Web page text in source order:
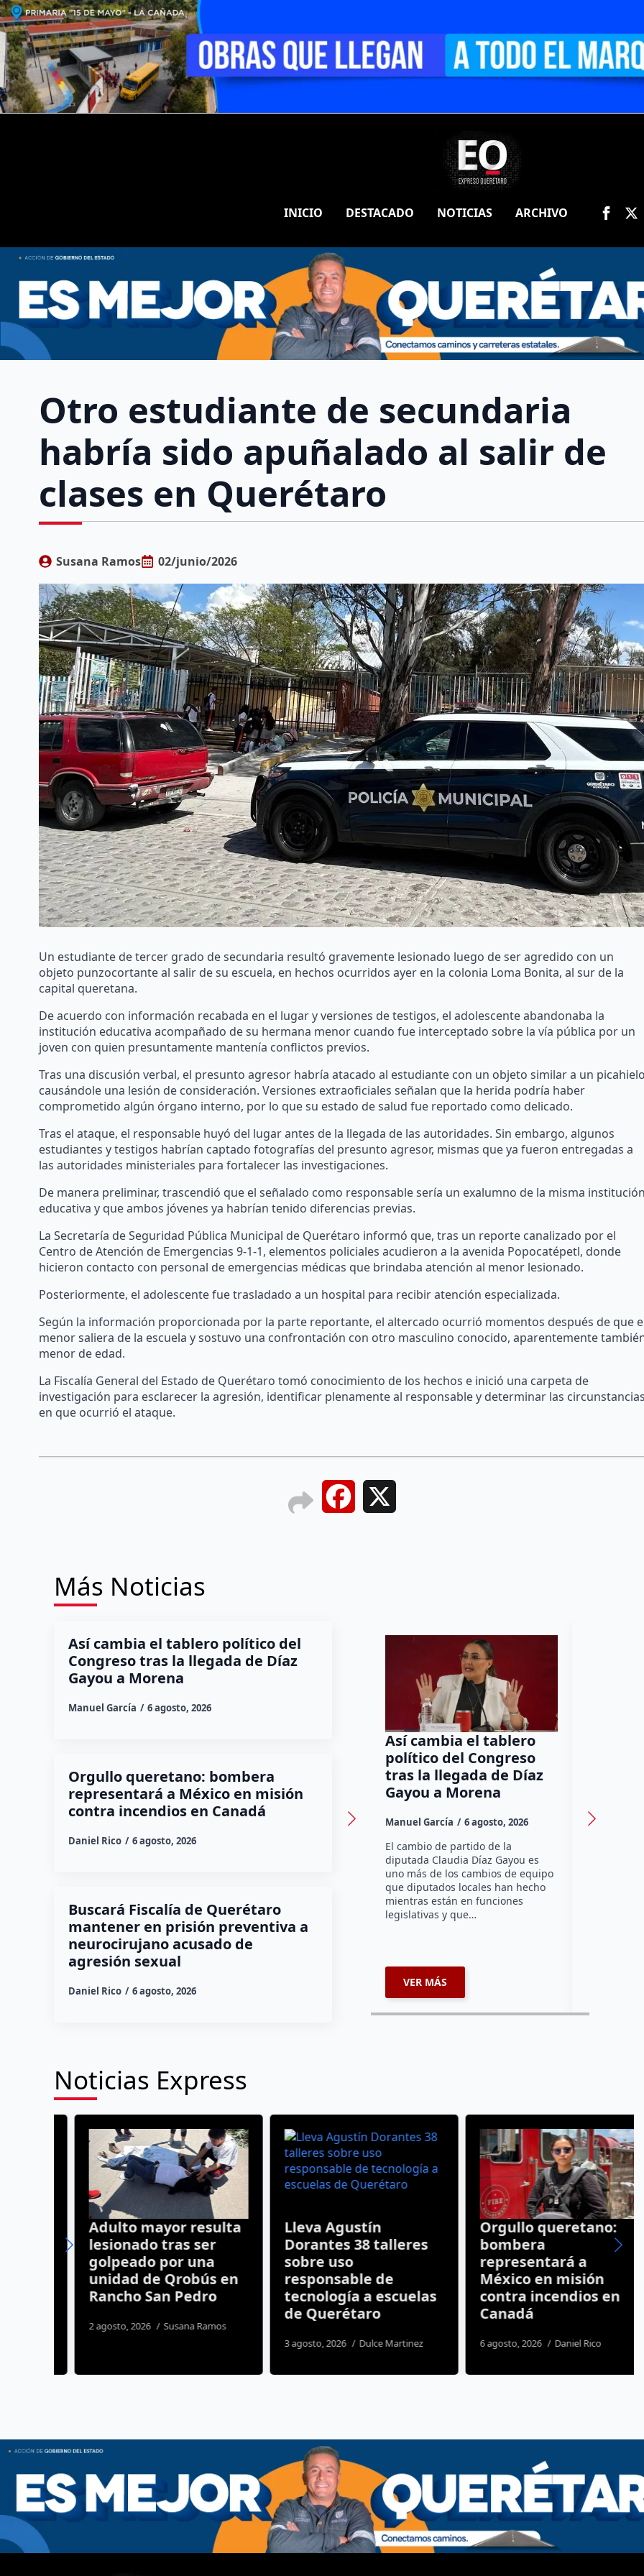
INICIO DESTACADO NOTICIAS ARCHIVO
Otro estudiante de secundaria
habría sido apuñalado al salir de
clases en Querétaro
Susana Ramos 02/junio/2026
Un estudiante de tercer grado de secundaria resultó gravemente lesionado luego de ser agredido con un
objeto punzocortante al salir de su escuela, en hechos ocurridos ayer en la colonia Loma Bonita, al sur de la
capital queretana.
De acuerdo con información recabada en el lugar y versiones de testigos, el adolescente abandonaba la
institución educativa acompañado de su hermana menor cuando fue interceptado sobre la vía pública por un
joven con quien presuntamente mantenía conflictos previos.
Tras una discusión verbal, el presunto agresor habría atacado al estudiante con un objeto similar a un
causándole una lesión de consideración. Versiones extraoficiales señalan que la herida podría haber
comprometido algún órgano interno, por lo que su estado de salud fue reportado como delicado.
Tras el ataque, el responsable huyó del lugar antes de la llegada de las autoridades. Sin embargo, algunos
estudiantes y testigos habrían captado fotografías del presunto agresor, mismas que ya fueron entregadas a
las autoridades ministeriales para fortalecer las investigaciones.
De manera preliminar, trascendió que el señalado como responsable sería un exalumno de la misma
educativa y que ambos jóvenes ya habrían tenido diferencias previas.
La Secretaría de Seguridad Pública Municipal de Querétaro informó que, tras un reporte canalizado por el
Centro de Atención de Emergencias 9-1-1, elementos policiales acudieron a la avenida Popocatépetl, donde
hicieron contacto con personal de emergencias médicas que brindaba atención al menor lesionado.
Posteriormente, el adolescente fue trasladado a un hospital para recibir atención especializada.
Según la información proporcionada por la parte reportante, el altercado ocurrió momentos después de que
menor saliera de la escuela y sostuvo una confrontación con otro masculino conocido, aparentemente
menor de edad.
La Fiscalía General del Estado de Querétaro tomó conocimiento de los hechos e inició una carpeta de
investigación para esclarecer la agresión, identificar plenamente al responsable y determinar las
en que ocurrió el ataque.
Facebook
Más Noticias
Así cambia el tablero político del
Congreso tras la llegada de Díaz
Gayou a Morena
Manuel García 6 agosto, 2026
Orgullo queretano: bombera
representará a México en misión
contra incendios en Canadá
Daniel Rico 6 agosto, 2026
Buscará Fiscalía de Querétaro
mantener en prisión preventiva a
neurocirujano acusado de
agresión sexual
Daniel Rico 6 agosto, 2026
Así cambia el tablero
político del Congreso
tras la llegada de Díaz
Gayou a Morena
Manuel García 6 agosto, 2026
El cambio de partido de la
diputada Claudia Díaz Gayou es
uno más de los cambios de equipo
que diputados locales han hecho
mientras están en funciones
legislativas y que…
VER MÁS
Canadá
Noticias Express
Adulto mayor resulta
lesionado tras ser
golpeado por una
unidad de Qrobús en
Rancho San Pedro
2 agosto, 2026 Susana Ramos
Lleva Agustín
Dorantes 38 talleres
sobre uso
responsable de
tecnología a escuelas
de Querétaro
3 agosto, 2026 Dulce Martinez
Orgullo queretano:
bombera
representará a
México en misión
contra incendios en
Canadá
6 agosto, 2026 Daniel Rico